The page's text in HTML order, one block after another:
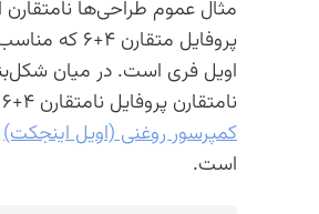
مثال عموم طراحی‌ها
پروفایل متقارن
اویل فری است. در میان
نامتقارن پروفایل نامتقارن ۴+۶ مناسب
کمپرسور روغنی (اویل اینجکت)
است.